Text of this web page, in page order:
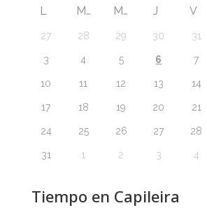
L M M J V
27 28 29 30 31
3 4 5 6 7
10 11 12 13 14
17 18 19 20 21
24 25 26 27 28
31 1 2 3 4
Tiempo en Capileira